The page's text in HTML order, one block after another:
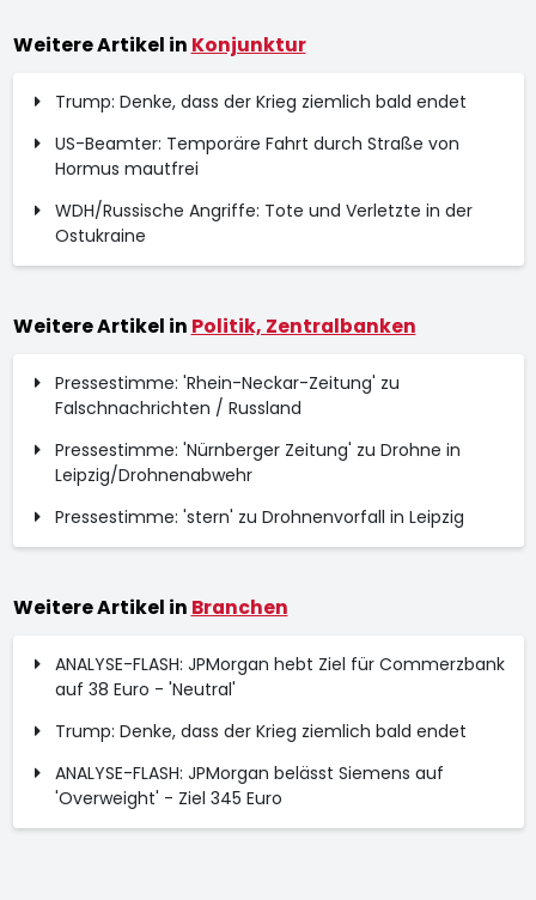
Weitere Artikel in Konjunktur
Trump: Denke, dass der Krieg ziemlich bald endet
US-Beamter: Temporäre Fahrt durch Straße von
Hormus mautfrei
WDH/Russische Angriffe: Tote und Verletzte in der
Ostukraine
Weitere Artikel in Politik, Zentralbanken
Pressestimme: 'Rhein-Neckar-Zeitung' zu
Falschnachrichten / Russland
Pressestimme: 'Nürnberger Zeitung' zu Drohne in
Leipzig/Drohnenabwehr
Pressestimme: 'stern' zu Drohnenvorfall in Leipzig
Weitere Artikel in Branchen
ANALYSE-FLASH: JPMorgan hebt Ziel für Commerzbank
auf 38 Euro - 'Neutral'
Trump: Denke, dass der Krieg ziemlich bald endet
ANALYSE-FLASH: JPMorgan belässt Siemens auf
'Overweight' - Ziel 345 Euro